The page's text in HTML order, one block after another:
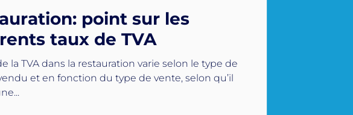
point sur les
taux de TVA
la TVA dans la restauration varie selon le type de
et en fonction du type de vente, selon qu’il